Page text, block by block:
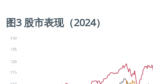
图3 股市表现（2024）